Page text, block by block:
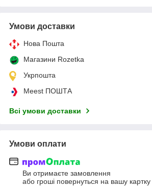
Умови доставки
Нова Пошта
Магазини Rozetka
Укрпошта
Meest ПОШТА
Всі умови доставки
Умови оплати
Ви отримаєте замовлення
або гроші повернуться на вашу картку